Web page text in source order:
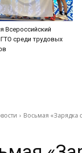
Всероссийский
среди трудовых